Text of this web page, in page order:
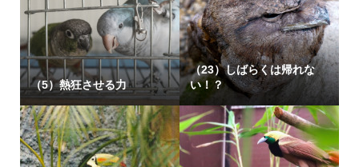
（5）熱狂させる力
（23）しばらくは帰れな
い！？